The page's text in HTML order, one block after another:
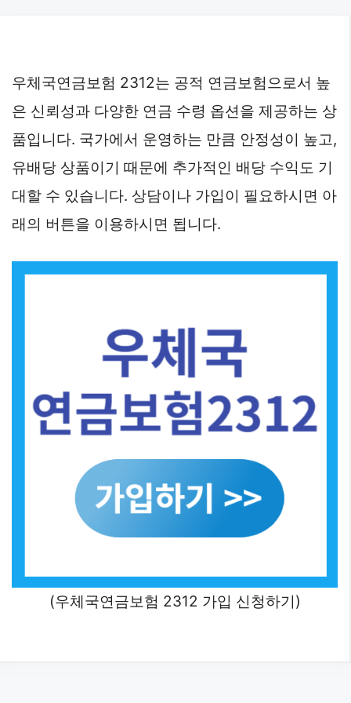
우체국연금보험 2312는 공적 연금보험으로서 높
은 신뢰성과 다양한 연금 수령 옵션을 제공하는 상
품입니다. 국가에서 운영하는 만큼 안정성이 높고,
유배당 상품이기 때문에 추가적인 배당 수익도 기
대할 수 있습니다. 상담이나 가입이 필요하시면 아
래의 버튼을 이용하시면 됩니다.
(우체국연금보험 2312 가입 신청하기)